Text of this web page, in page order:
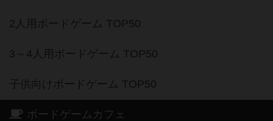
2人用ボードゲーム TOP50
3～4人用ボードゲーム TOP50
子供向けボードゲーム TOP50
ボードゲームカフェ